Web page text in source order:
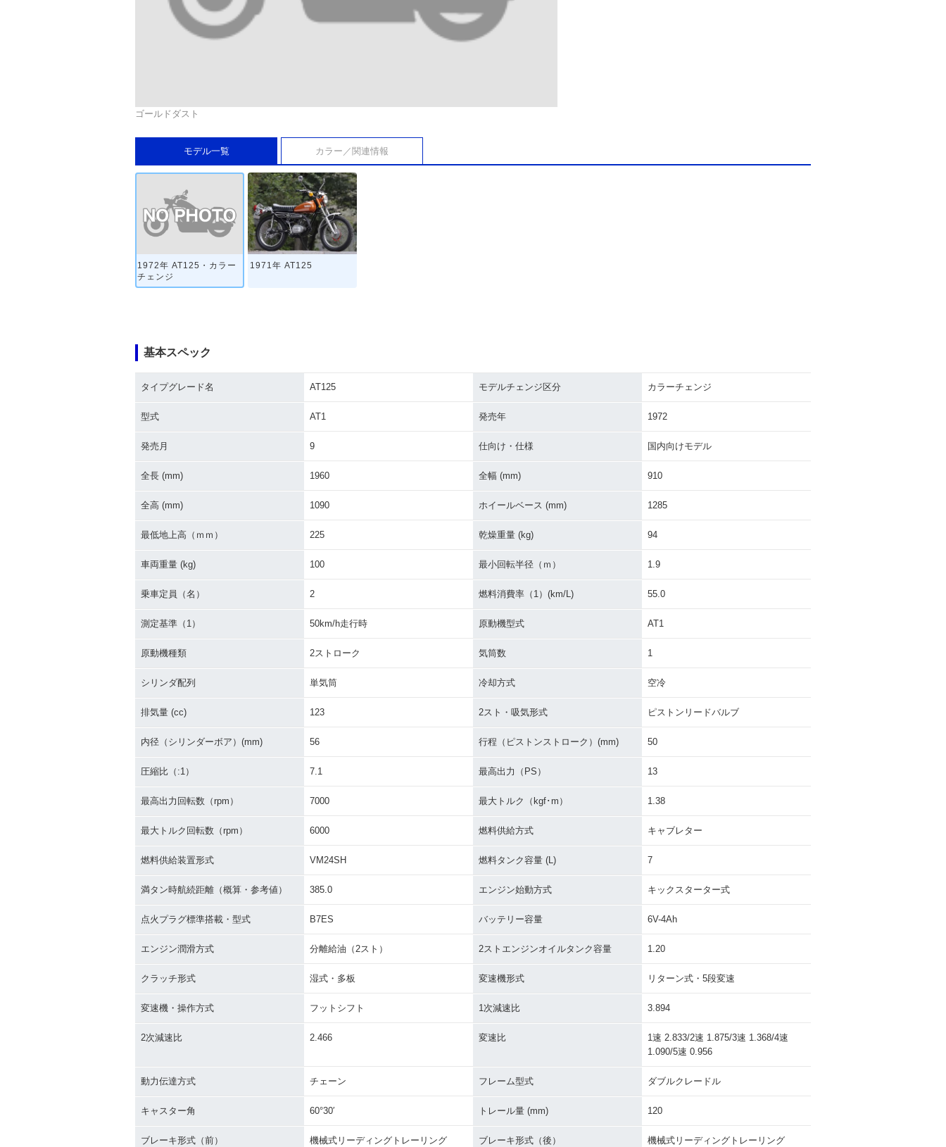
ゴールドダスト
モデル一覧 カラー／関連情報
1972年 AT125・カラー
チェンジ
1971年 AT125
基本スペック
タイプグレード名 AT125 モデルチェンジ区分 カラーチェンジ
型式 AT1 発売年 1972
発売月 9 仕向け・仕様 国内向けモデル
全長 (mm) 1960 全幅 (mm) 910
全高 (mm) 1090 ホイールベース (mm) 1285
最低地上高（ｍｍ） 225 乾燥重量 (kg) 94
車両重量 (kg) 100 最小回転半径（ｍ） 1.9
乗車定員（名） 2 燃料消費率（1）(km/L) 55.0
測定基準（1） 50km/h走行時 原動機型式 AT1
原動機種類 2ストローク 気筒数 1
シリンダ配列 単気筒 冷却方式 空冷
排気量 (cc) 123 2スト・吸気形式 ピストンリードバルブ
内径（シリンダーボア）(mm) 56 行程（ピストンストローク）(mm) 50
圧縮比（:1） 7.1 最高出力（PS） 13
最高出力回転数（rpm） 7000 最大トルク（kgf･m） 1.38
最大トルク回転数（rpm） 6000 燃料供給方式 キャブレター
燃料供給装置形式 VM24SH 燃料タンク容量 (L) 7
満タン時航続距離（概算・参考値） 385.0 エンジン始動方式 キックスターター式
点火プラグ標準搭載・型式 B7ES バッテリー容量 6V-4Ah
エンジン潤滑方式 分離給油（2スト） 2ストエンジンオイルタンク容量 1.20
クラッチ形式 湿式・多板 変速機形式 リターン式・5段変速
変速機・操作方式 フットシフト 1次減速比 3.894
2次減速比 2.466 変速比
1速 2.833/2速 1.875/3速 1.368/4速
1.090/5速 0.956
動力伝達方式 チェーン フレーム型式 ダブルクレードル
キャスター角 60°30′ トレール量 (mm) 120
ブレーキ形式（前） 機械式リーディングトレーリング ブレーキ形式（後） 機械式リーディングトレーリング